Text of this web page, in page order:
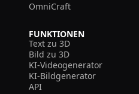
OmniCraft
FUNKTIONEN
Text zu 3D
Bild zu 3D
KI-Videogenerator
KI-Bildgenerator
API